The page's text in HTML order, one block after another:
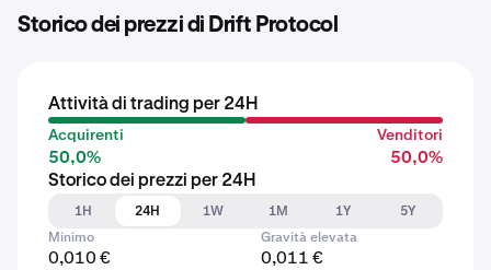
Storico dei prezzi di Drift Protocol
Attività di trading per 24H
Acquirenti
50,0%
Venditori
50,0%
Storico dei prezzi per 24H
1H
24H 1W 1M 1Y
5Y
Minimo
0,010 €
Gravità elevata
0,011 €